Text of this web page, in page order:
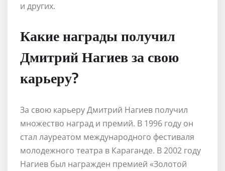
и других.
Какие награды получил
Дмитрий Нагиев за свою
карьеру?
За свою карьеру Дмитрий Нагиев получил
множество наград и премий. В 1996 году он
стал лауреатом международного фестиваля
молодежного театра в Караганде. В 2002 году
Нагиев был награжден премией «Золотой